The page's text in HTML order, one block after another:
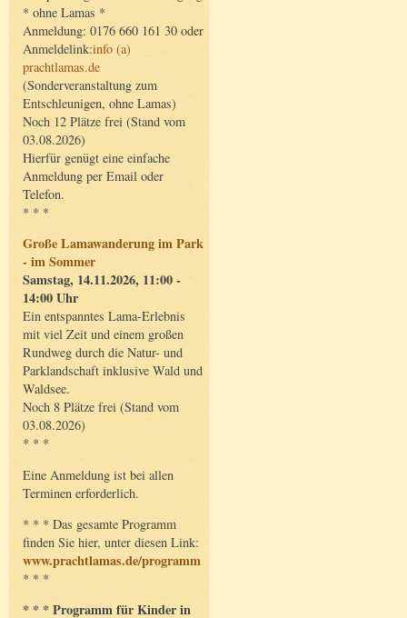
* ohne Lamas *
Anmeldung: 0176 660 161 30 oder
Anmeldelink:info (a)
prachtlamas.de
(Sonderveranstaltung zum
Entschleunigen, ohne Lamas)
Noch 12 Plätze frei (Stand vom
03.08.2026)
Hierfür genügt eine einfache
Anmeldung per Email oder
Telefon.
* * *
Große Lamawanderung im Park
- im Sommer
Samstag, 14.11.2026, 11:00 -
14:00 Uhr
Ein entspanntes Lama-Erlebnis
mit viel Zeit und einem großen
Rundweg durch die Natur- und
Parklandschaft inklusive Wald und
Waldsee.
Noch 8 Plätze frei (Stand vom
03.08.2026)
* * *
Eine Anmeldung ist bei allen
Terminen erforderlich.
* * * Das gesamte Programm
finden Sie hier, unter diesen Link:
www.prachtlamas.de/programm
* * *
* * * Programm für Kinder in